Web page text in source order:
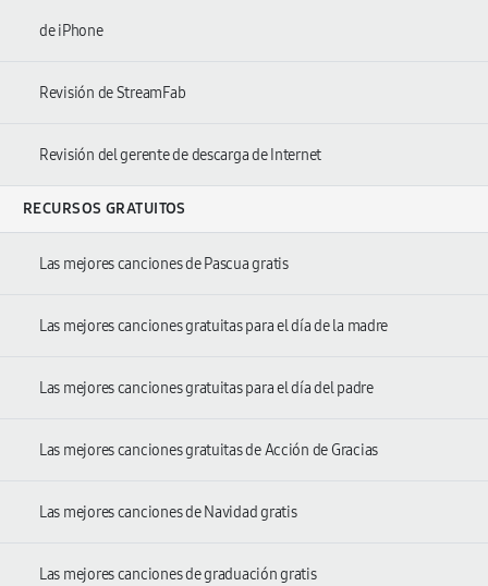
de iPhone
Revisión de StreamFab
Revisión del gerente de descarga de Internet
RECURSOS GRATUITOS
Las mejores canciones de Pascua gratis
Las mejores canciones gratuitas para el día de la madre
Las mejores canciones gratuitas para el día del padre
Las mejores canciones gratuitas de Acción de Gracias
Las mejores canciones de Navidad gratis
Las mejores canciones de graduación gratis